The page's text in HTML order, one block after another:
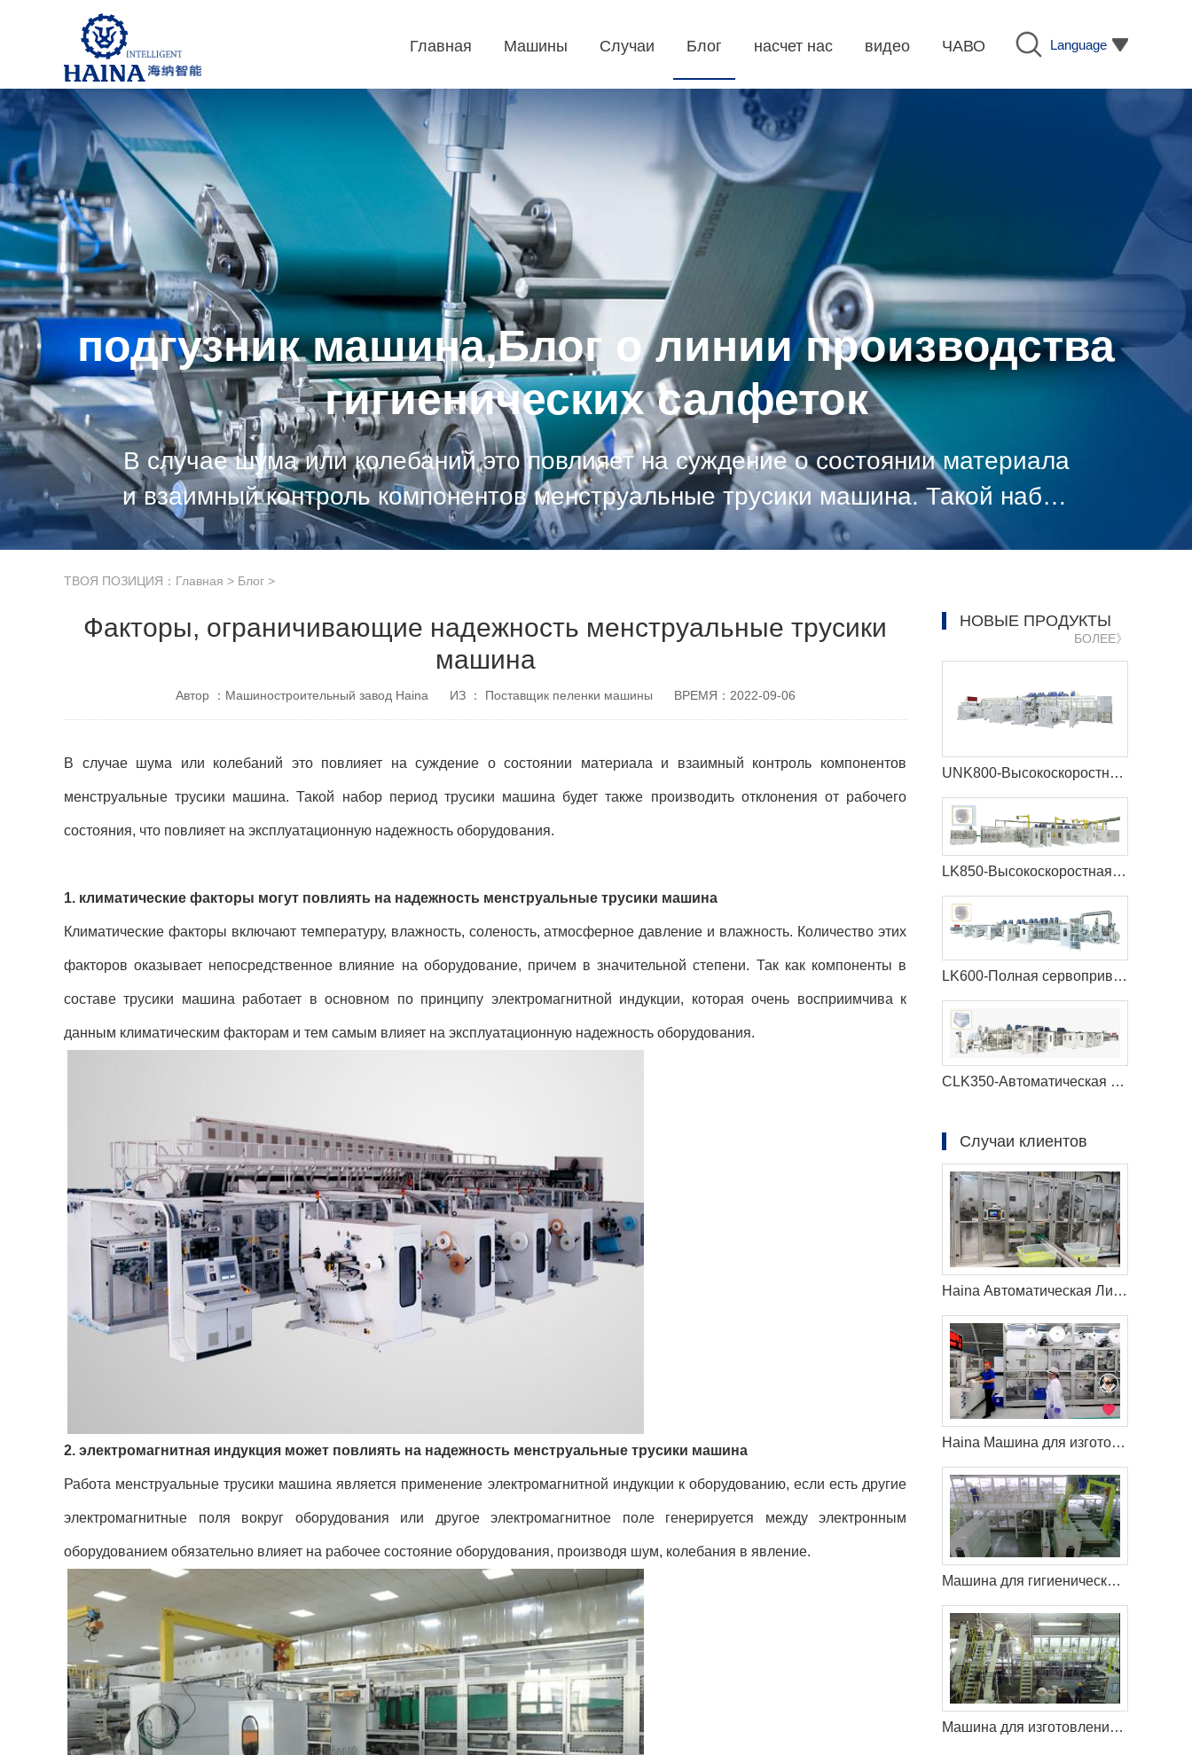
Language
Главная Машины Случаи Блог насчет нас видео ЧАВО
подгузник машина,Блог о линии производства
гигиенических салфеток
В случае шума или колебаний это повлияет на суждение о состоянии материала
и взаимный контроль компонентов менструальные трусики машина. Такой набор
период труси
ТВОЯ ПОЗИЦИЯ： Главная > Блог >
Факторы, ограничивающие надежность менструальные трусики
машина
Автор ：Машиностроительный завод Haina ИЗ ： Поставщик пеленки машины ВРЕМЯ：2022-09-06
В случае шума или колебаний это повлияет на суждение о состоянии материала и взаимный контроль компонентов
менструальные трусики машина. Такой набор период трусики машина будет также производить отклонения от рабочего
состояния, что повлияет на эксплуатационную надежность оборудования.
1. климатические факторы могут повлиять на надежность менструальные трусики машина
Климатические факторы включают температуру, влажность, соленость, атмосферное давление и влажность. Количество этих
факторов оказывает непосредственное влияние на оборудование, причем в значительной степени. Так как компоненты в
составе трусики машина работает в основном по принципу электромагнитной индукции, которая очень восприимчива к
данным климатическим факторам и тем самым влияет на эксплуатационную надежность оборудования.
2. электромагнитная индукция может повлиять на надежность менструальные трусики машина
Работа менструальные трусики машина является применение электромагнитной индукции к оборудованию, если есть другие
электромагнитные поля вокруг оборудования или другое электромагнитное поле генерируется между электронным
оборудованием обязательно влияет на рабочее состояние оборудования, производя шум, колебания в явление.
НОВЫЕ ПРОДУКТЫ
БОЛЕЕ》
UNK800-Высокоскоростная машина для детских подгузников
LK850-Высокоскоростная машина для производства детских подгузников
LK600-Полная сервоприводная машина для производства детских подгузников
CLK350-Автоматическая машина для производства менструальных трусов с полным сервоприводом
Случаи клиентов
Haina Автоматическая Линия по гигиеническим салфеткам в Россия
Haina Машина для изготовления детских подгузников помогает клиенту из России захватить больше рынка
Машина для гигиенических салфеток Haina помогает клиенту расширить свой рынок в Латвия
Машина для изготовления подгузников для взрослых Haina помогает российскому заказчику эффективно производить